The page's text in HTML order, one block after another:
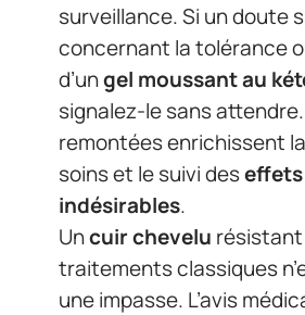
surveillance. Si un doute
concernant la tolérance
d’ungel moussant au
signalez-le sans
remontées enrichissent
soins et le suivi deseffets
indésirables.
Uncuir chevelu
traitements classiques
une impasse. L’avis